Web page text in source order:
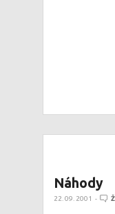
Náhody
22. 09. 2001 -